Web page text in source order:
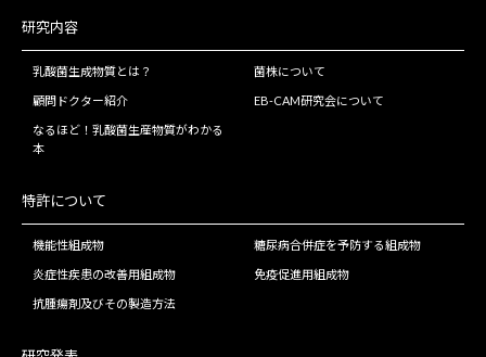
研究内容
乳酸菌生成物質とは？ 菌株について
顧問ドクター紹介 EB-CAM研究会について
なるほど！乳酸菌生産物質がわかる
本
特許について
機能性組成物 糖尿病合併症を予防する組成物
炎症性疾患の改善用組成物 免疫促進用組成物
抗腫瘍剤及びその製造方法